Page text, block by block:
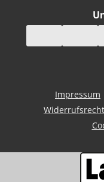
Impressum
Widerrufsrecht